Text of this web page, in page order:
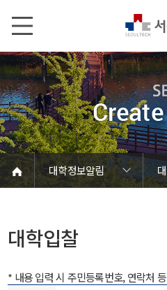
대학정보알림
코로
대학입찰
* 내용 입력 시 주민등록번호, 연락처